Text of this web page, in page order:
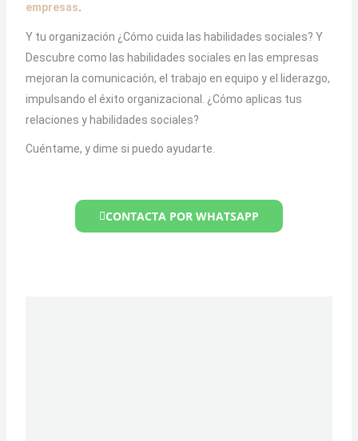
empresas.
Y tu organización ¿Cómo cuida las habilidades sociales? Y
Descubre como las habilidades sociales en las empresas
mejoran la comunicación, el trabajo en equipo y el liderazgo,
impulsando el éxito organizacional. ¿Cómo aplicas tus
relaciones y habilidades sociales?
Cuéntame, y dime si puedo ayudarte.
CONTACTA POR WHATSAPP